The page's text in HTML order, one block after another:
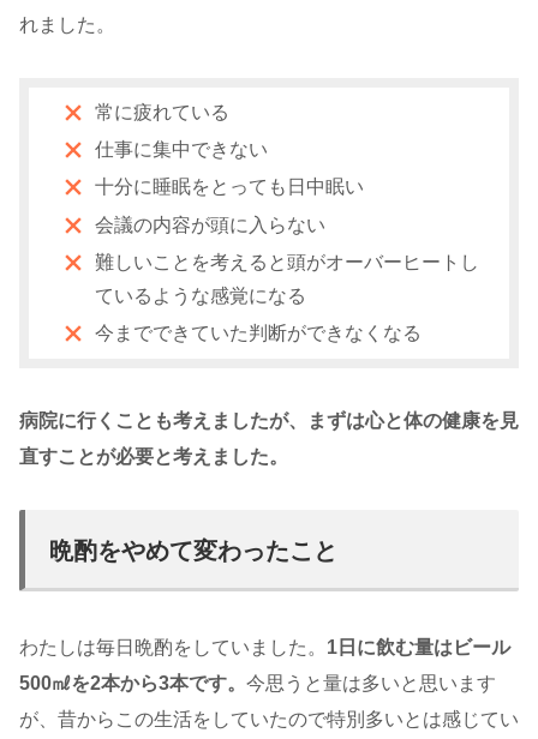
れました。
常に疲れている
仕事に集中できない
十分に睡眠をとっても日中眠い
会議の内容が頭に入らない
難しいことを考えると頭がオーバーヒートし
ているような感覚になる
今までできていた判断ができなくなる
病院に行くことも考えましたが、まずは心と体の健康を見
直すことが必要と考えました。
晩酌をやめて変わったこと
わたしは毎日晩酌をしていました。 1日に飲む量はビール
500㎖を2本から3本です。 今思うと量は多いと思います
が、昔からこの生活をしていたので特別多いとは感じてい